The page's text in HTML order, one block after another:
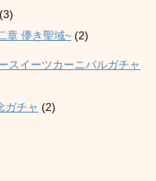
(3)
章 儚き聖域~ (2)
スイーツカーニバルガチャ
ガチャ (2)